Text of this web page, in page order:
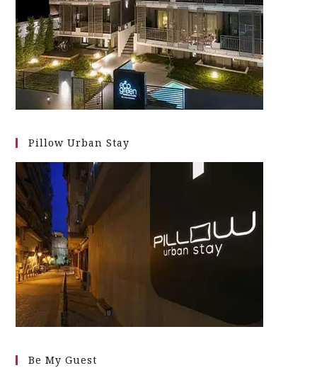
Pillow Urban Stay
Be My Guest